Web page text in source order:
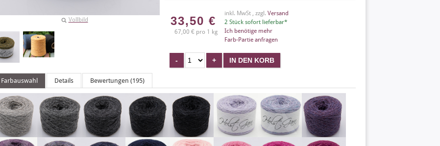
Vollbild 33,50 €
67,00 € pro 1 kg
inkl. MwSt , zzgl. Versand
2 Stück sofort lieferbar*
Ich benötige mehr
Farb-Partie anfragen
Farbauswahl Details Bewertungen (195)
X